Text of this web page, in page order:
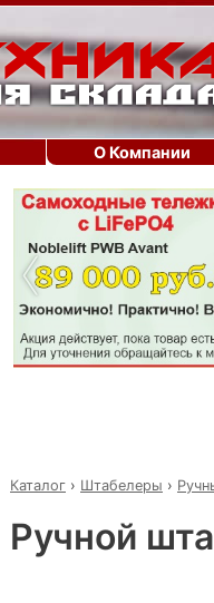
‹
Каталог › Штабелеры ›
Ручной
О Компании